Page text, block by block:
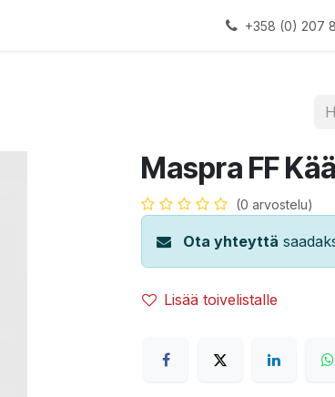
+358 (0) 207
Maspra FF
(0 arvostelu)
Ota yhteyttä
Lisää toivelistalle